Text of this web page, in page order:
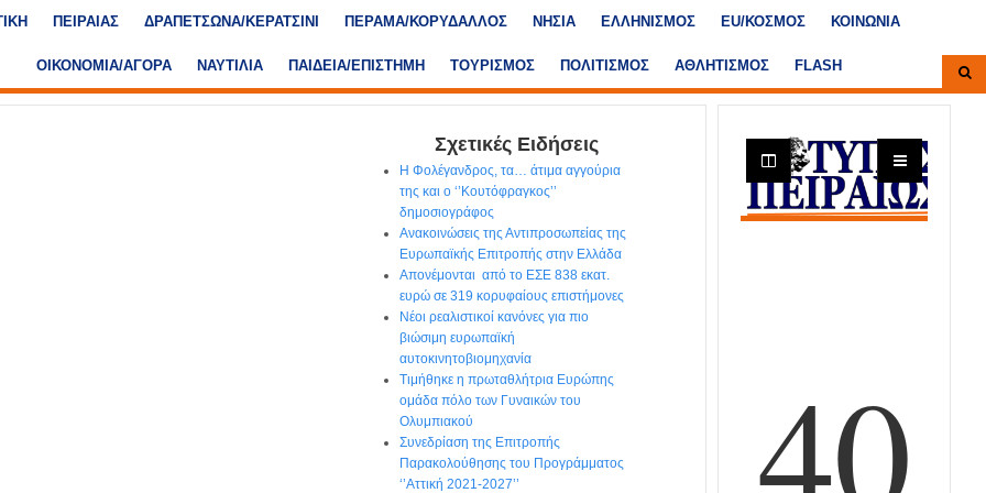
ΠΕΙΡΑΙΑΣ ΔΡΑΠΕΤΣΩΝΑ/ΚΕΡΑΤΣΙΝΙ ΠΕΡΑΜΑ/ΚΟΡΥΔΑΛΛΟΣ ΝΗΣΙΑ ΕΛΛΗΝΙΣΜΟΣ ΕU/ΚΟΣΜΟΣ ΚΟΙΝΩΝΙΑ
ΟΙΚΟΝΟΜΙΑ/ΑΓΟΡΑ ΝΑΥΤΙΛΙΑ ΠΑΙΔΕΙΑ/ΕΠΙΣΤΗΜΗ ΤΟΥΡΙΣΜΟΣ ΠΟΛΙΤΙΣΜΟΣ ΑΘΛΗΤΙΣΜΟΣ FLASH
Σχετικές Ειδήσεις
Η Φολέγανδρος, τα… άτιμα αγγούρια
της και ο ‘’Κουτόφραγκος’’
δημοσιογράφος
Ανακοινώσεις της Αντιπροσωπείας της
Ευρωπαϊκής Επιτροπής στην Ελλάδα
Απονέμονται από το ΕΣΕ 838 εκατ.
ευρώ σε 319 κορυφαίους επιστήμονες
Νέοι ρεαλιστικοί κανόνες για πιο
βιώσιμη ευρωπαϊκή
αυτοκινητοβιομηχανία
Τιμήθηκε η πρωταθλήτρια Ευρώπης
ομάδα πόλο των Γυναικών του
Ολυμπιακού
Συνεδρίαση της Επιτροπής
Παρακολούθησης του Προγράμματος
‘’Αττική 2021-2027’’